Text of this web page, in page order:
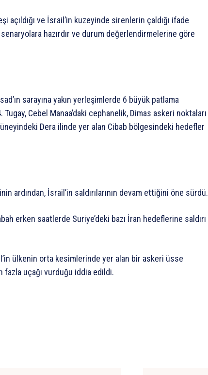
açıldığı ve İsrail’in kuzeyinde sirenlerin çaldığı ifade
hazırdır ve durum değerlendirmelerine göre
sarayına yakın yerleşimlerde 6 büyük patlama
Tugay, Cebel Manaa’daki cephanelik, Dimas askeri noktaları
Dera ilinde yer alan Cibab bölgesindeki hedefler
ardından, İsrail’in saldırılarının devam ettiğini öne sürdü.
erken saatlerde Suriye’deki bazı İran hedeflerine saldırı
ülkenin orta kesimlerinde yer alan bir askeri üsse
fazla uçağı vurduğu iddia edildi.